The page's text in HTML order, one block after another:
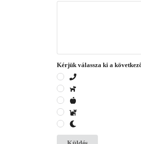
Kérjük válassza ki a